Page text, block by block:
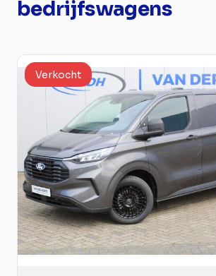
bedrijfswagens
Verkocht